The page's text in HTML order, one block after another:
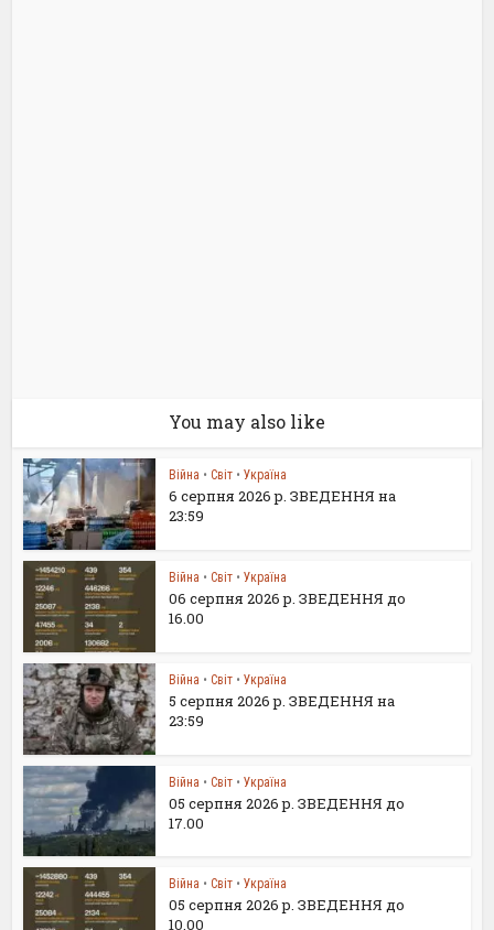
You may also like
Війна • Світ • Україна
6 серпня 2026 р. ЗВЕДЕННЯ на
23:59
Війна • Світ • Україна
06 серпня 2026 р. ЗВЕДЕННЯ до
16.00
Війна • Світ • Україна
5 серпня 2026 р. ЗВЕДЕННЯ на
23:59
Війна • Світ • Україна
05 серпня 2026 р. ЗВЕДЕННЯ до
17.00
Війна • Світ • Україна
05 серпня 2026 р. ЗВЕДЕННЯ до
10.00